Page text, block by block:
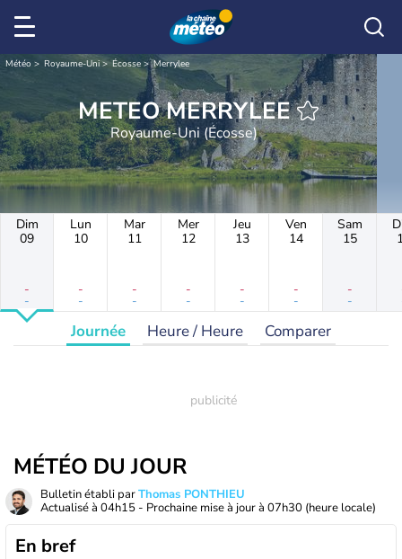
Météo Royaume-Uni Écosse Merrylee
METEO MERRYLEE
Royaume-Uni (Écosse)
Dim
09
-
-
Lun
10
-
-
Mar
11
-
-
Mer
12
-
-
Jeu
13
-
-
Ven
14
-
-
Sam
15
-
-
Journée Heure / Heure Comparer
MÉTÉO DU JOUR
Bulletin établi parThomas PONTHIEU
Actualisé à 04h15 - Prochaine mise à jour à 07h30 (heure locale)
En bref